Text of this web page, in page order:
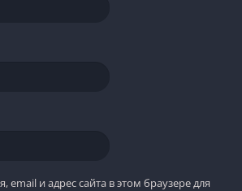
email и адрес сайта в этом браузере для